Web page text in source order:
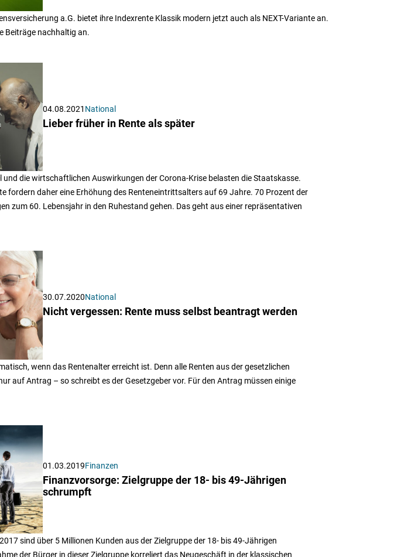
a.G. bietet ihre Indexrente Klassik modern jetzt auch als NEXT-Variante an.
Beiträge nachhaltig an.
04.08.2021 National
Lieber früher in Rente als später
und die wirtschaftlichen Auswirkungen der Corona-Krise belasten die Staatskasse.
fordern daher eine Erhöhung des Renteneintrittsalters auf 69 Jahre. 70 Prozent der
zum 60. Lebensjahr in den Ruhestand gehen. Das geht aus einer repräsentativen
30.07.2020National
Nicht vergessen: Rente muss selbst beantragt werden
wenn das Rentenalter erreicht ist. Denn alle Renten aus der gesetzlichen
auf Antrag – so schreibt es der Gesetzgeber vor. Für den Antrag müssen einige
01.03.2019Finanzen
Finanzvorsorge: Zielgruppe der 18- bis 49-Jährigen
schrumpft
sind über 5 Millionen Kunden aus der Zielgruppe der 18- bis 49-Jährigen
der Bürger in dieser Zielgruppe korreliert das Neugeschäft in der klassischen